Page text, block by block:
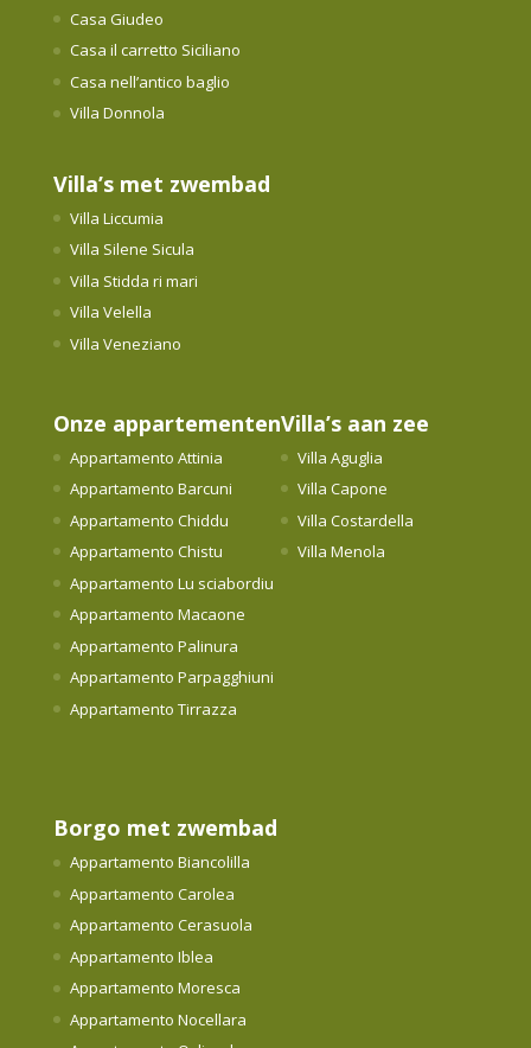
Casa Giudeo
Casa il carretto Siciliano
Casa nell’antico baglio
Villa Donnola
Villa’s met zwembad
Villa Liccumia
Villa Silene Sicula
Villa Stidda ri mari
Villa Velella
Villa Veneziano
Onze appartementen
Appartamento Attinia
Appartamento Barcuni
Appartamento Chiddu
Appartamento Chistu
Appartamento Lu sciabordiu
Appartamento Macaone
Appartamento Palinura
Appartamento Parpagghiuni
Appartamento Tirrazza
Villa’s aan zee
Villa Aguglia
Villa Capone
Villa Costardella
Villa Menola
Borgo met zwembad
Appartamento Biancolilla
Appartamento Carolea
Appartamento Cerasuola
Appartamento Iblea
Appartamento Moresca
Appartamento Nocellara